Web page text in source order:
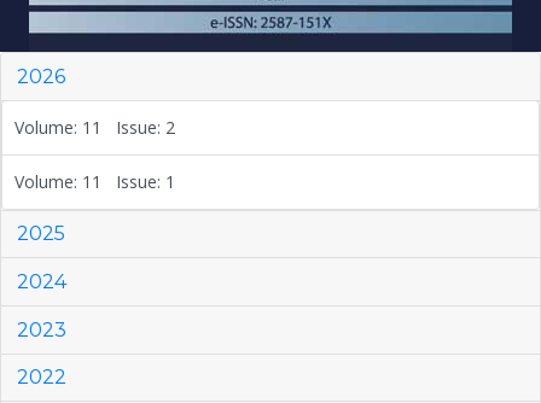
2026
Volume: 11 Issue: 2
Volume: 11 Issue: 1
2025
2024
2023
2022